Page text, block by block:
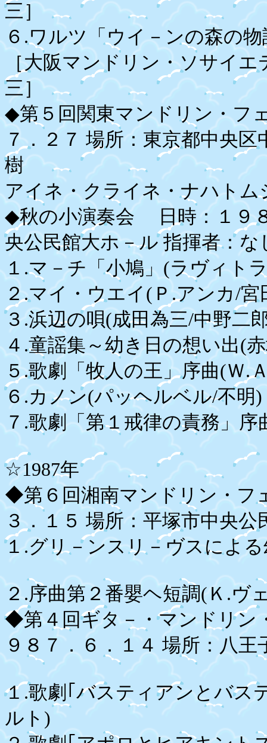
三］
６.ワルツ「ウイ－ンの森の
［大阪マンドリン・ソサイ
三］
◆第５回関東マンドリン・フ
７．２７ 場所：東京都中央
樹
アイネ・クライネ・ナハトム
◆秋の小演奏会 日時：１９
央公民館大ホ－ル 指揮者：な
１.マ－チ「小鳩」(ラヴィ
２.マイ・ウエイ(Ｐ.アンカ/宮
３.浜辺の唄(成田為三/中野
４.童謡集～幼き日の想い出(
５.歌劇「牧人の王」序曲(
６.カノン(パッヘルベル/不明)
７.歌劇「第１戒律の責務」
☆1987年
◆第６回湘南マンドリン・フ
３．１５ 場所：平塚市中央
１.グリ－ンスリ－ヴスによ
２.序曲第２番嬰ヘ短調(Ｋ.ヴ
◆第４回ギタ－・マンドリン
９８７．６．１４ 場所：八
１.歌劇｢バスティアンとバス
ルト)